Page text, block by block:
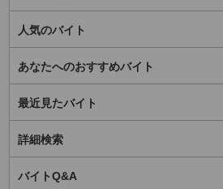
人気のバイト
あなたへのおすすめバイト
最近見たバイト
詳細検索
バイトQ&A